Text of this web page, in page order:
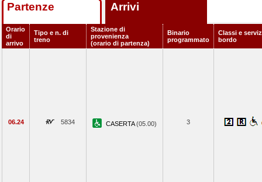
Partenze Arrivi
Orario
di
arrivo
Tipo e n. di
treno
Stazione di
provenienza
(orario di partenza)
Binario
programmato
Classi e
bordo
06.24 5834 CASERTA(05.00) 3